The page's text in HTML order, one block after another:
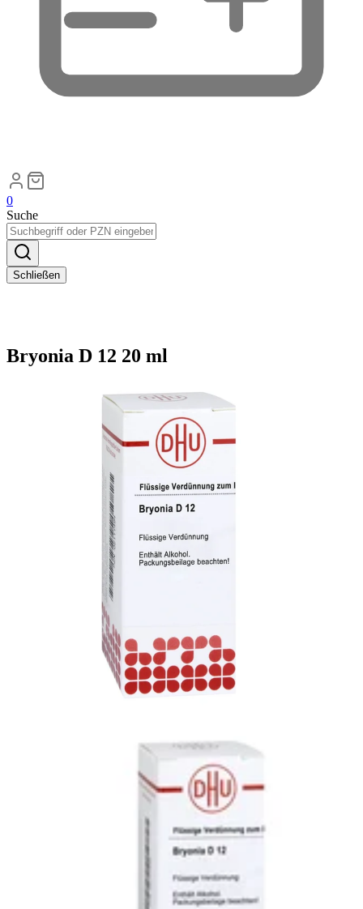
0
Suche
Schließen
Bryonia D 12 20 ml